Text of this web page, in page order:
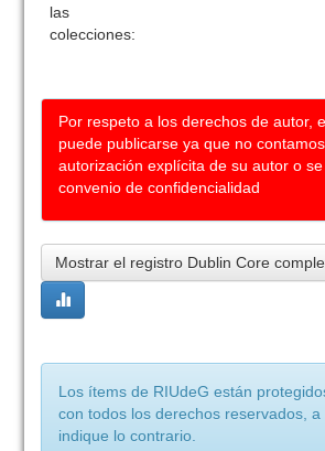
las
colecciones:
Por respeto a los derechos de autor,
puede publicarse ya que no
autorización explícita de su autor o
convenio de confidencialidad
Mostrar el registro Dublin Core
Los ítems de RIUdeG están
con todos los derechos reservados, a
indique lo contrario.